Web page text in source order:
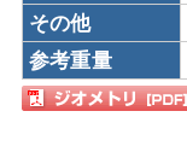
その他
参考重量